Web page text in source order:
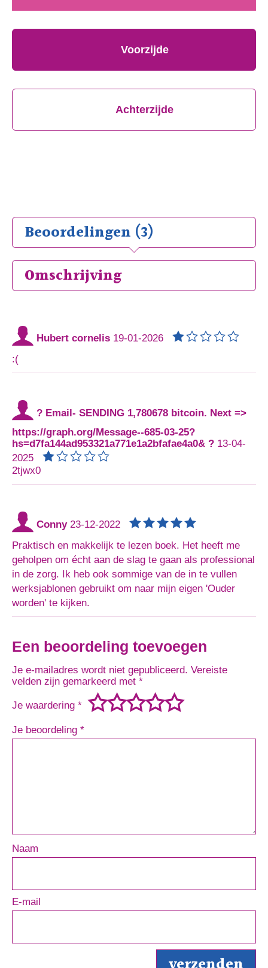
Voorzijde
Achterzijde
Beoordelingen (3)
Omschrijving
Hubert cornelis 19-01-2026
:(
? Email- SENDING 1,780678 bitcoin. Next =>
https://graph.org/Message--685-03-25?
hs=d7fa144ad953321a771e1a2bfafae4a0& ? 13-04-
2025
2tjwx0
Conny 23-12-2022
Praktisch en makkelijk te lezen boek. Het heeft me
geholpen om écht aan de slag te gaan als professional
in de zorg. Ik heb ook sommige van de in te vullen
werksjablonen gebruikt om naar mijn eigen 'Ouder
worden' te kijken.
Een beoordeling toevoegen
Je e-mailadres wordt niet gepubliceerd. Vereiste
velden zijn gemarkeerd met *
Je waardering *
Je beoordeling *
Naam
E-mail